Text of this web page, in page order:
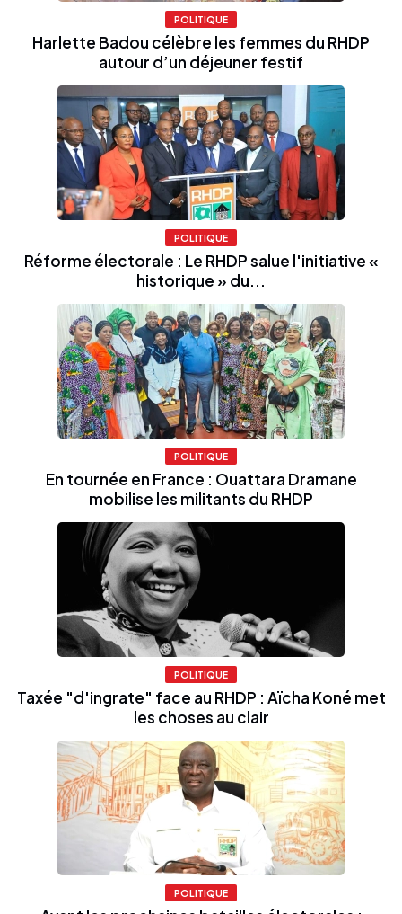
POLITIQUE
Harlette Badou célèbre les femmes du RHDP
autour d’un déjeuner festif
POLITIQUE
Réforme électorale : Le RHDP salue l'initiative «
historique » du...
POLITIQUE
En tournée en France : Ouattara Dramane
mobilise les militants du RHDP
POLITIQUE
Taxée "d'ingrate" face au RHDP : Aïcha Koné met
les choses au clair
POLITIQUE